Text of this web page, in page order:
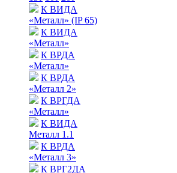
К ВИДА
«Металл» (IP 65)
К ВИДА
«Металл»
К ВРДА
«Металл»
К ВРДА
«Металл 2»
К ВРГДА
«Металл»
К ВИДА
Металл 1.1
К ВРДА
«Металл 3»
К ВРГ2ДА